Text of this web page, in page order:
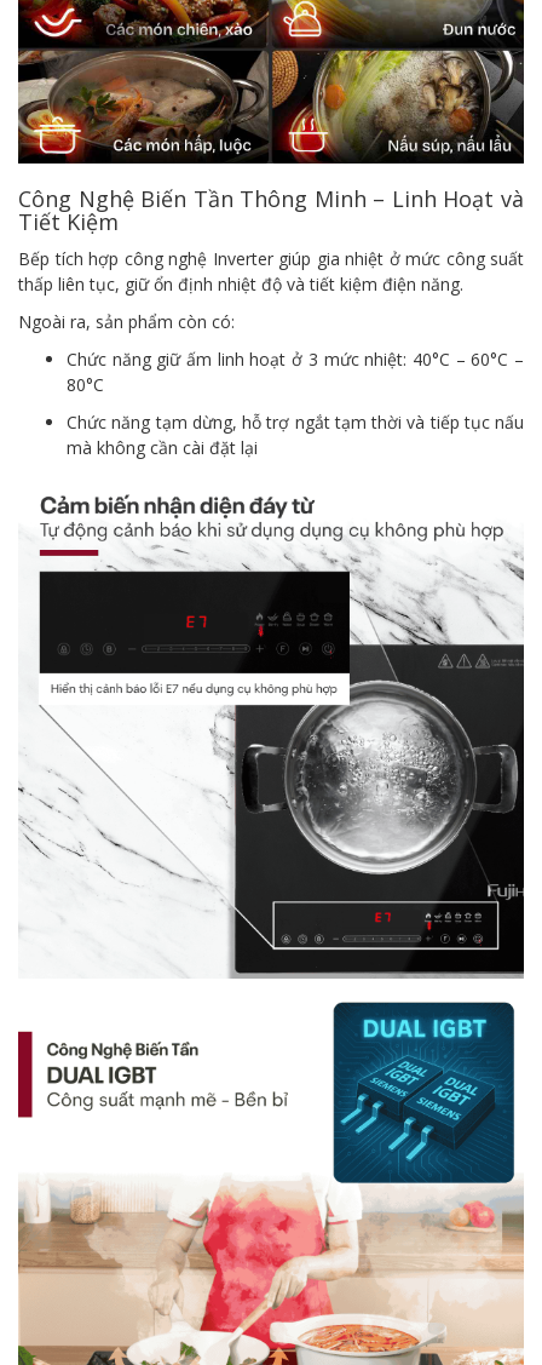
Công Nghệ Biến Tần Thông Minh – Linh Hoạt và
Tiết Kiệm
Bếp tích hợp công nghệ Inverter giúp gia nhiệt ở mức công suất
thấp liên tục, giữ ổn định nhiệt độ và tiết kiệm điện năng.
Ngoài ra, sản phẩm còn có:
Chức năng giữ ấm linh hoạt ở 3 mức nhiệt: 40°C – 60°C –
80°C
Chức năng tạm dừng, hỗ trợ ngắt tạm thời và tiếp tục nấu
mà không cần cài đặt lại